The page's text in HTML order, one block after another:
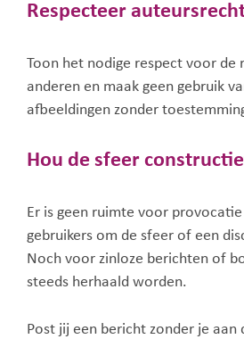
Respecteer
Toon het nodige respect voor de
anderen en maak geen gebruik
afbeeldingen zonder
Hou de sfeer
Er is geen ruimte voor
gebruikers om de sfeer of een
Noch voor zinloze berichten of
steeds herhaald worden.
Post jij een bericht zonder je aan